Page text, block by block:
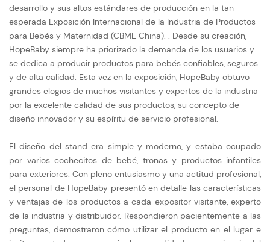
desarrollo y sus altos estándares de producción en la tan
esperada Exposición Internacional de la Industria de Productos
para Bebés y Maternidad (CBME China). . Desde su creación,
HopeBaby siempre ha priorizado la demanda de los usuarios y
se dedica a producir productos para bebés confiables, seguros
y de alta calidad. Esta vez en la exposición, HopeBaby obtuvo
grandes elogios de muchos visitantes y expertos de la industria
por la excelente calidad de sus productos, su concepto de
diseño innovador y su espíritu de servicio profesional.
El diseño del stand era simple y moderno, y estaba ocupado
por varios cochecitos de bebé, tronas y productos infantiles
para exteriores. Con pleno entusiasmo y una actitud profesional,
el personal de HopeBaby presentó en detalle las características
y ventajas de los productos a cada expositor visitante, experto
de la industria y distribuidor. Respondieron pacientemente a las
preguntas, demostraron cómo utilizar el producto en el lugar e